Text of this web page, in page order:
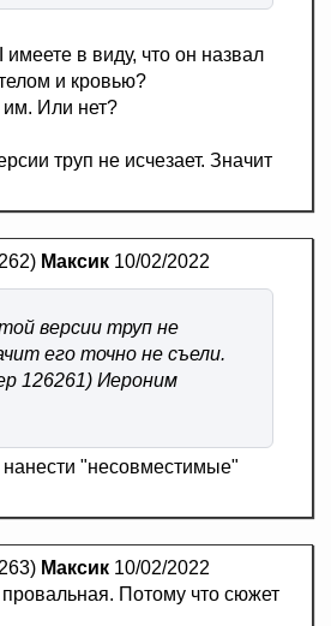
в виду, что он назвал
и кровью?
им. Или нет?
труп не исчезает. Значит
Максик 10/02/2022
версии труп не
его точно не съели.
126261) Иероним
"несовместимые"
Максик 10/02/2022
Потому что сюжет